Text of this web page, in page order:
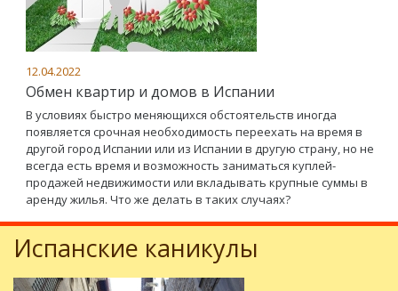
12.04.2022
Обмен квартир и домов в Испании
В условиях быстро меняющихся обстоятельств иногда
появляется срочная необходимость переехать на время в
другой город Испании или из Испании в другую страну, но не
всегда есть время и возможность заниматься куплей-
продажей недвижимости или вкладывать крупные суммы в
аренду жилья. Что же делать в таких случаях?
Испанские каникулы